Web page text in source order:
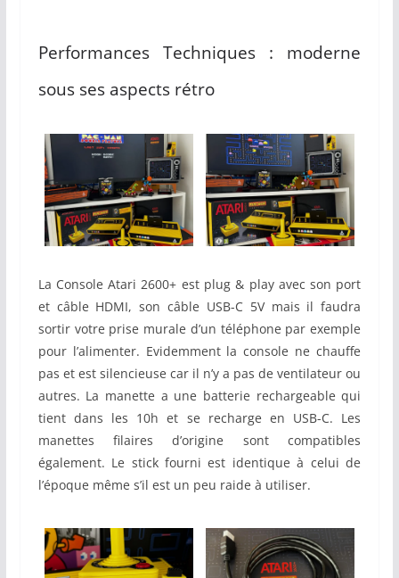
Performances Techniques : moderne
sous ses aspects rétro
La Console Atari 2600+ est plug & play avec son port
et câble HDMI, son câble USB-C 5V mais il faudra
sortir votre prise murale d’un téléphone par exemple
pour l’alimenter. Evidemment la console ne chauffe
pas et est silencieuse car il n’y a pas de ventilateur ou
autres. La manette a une batterie rechargeable qui
tient dans les 10h et se recharge en USB-C. Les
manettes filaires d’origine sont compatibles
également. Le stick fourni est identique à celui de
l’époque même s’il est un peu raide à utiliser.